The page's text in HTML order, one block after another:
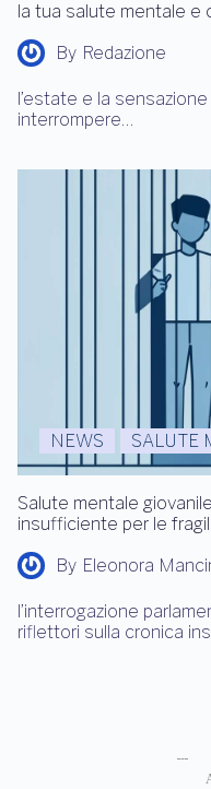
la tua salute mentale e
By Redazione
l’estate e la
interrompere…
NEWS SALUTE
Salute mentale
insufficiente per le
By Eleonora
l’interrogazione
riflettori sulla cronica